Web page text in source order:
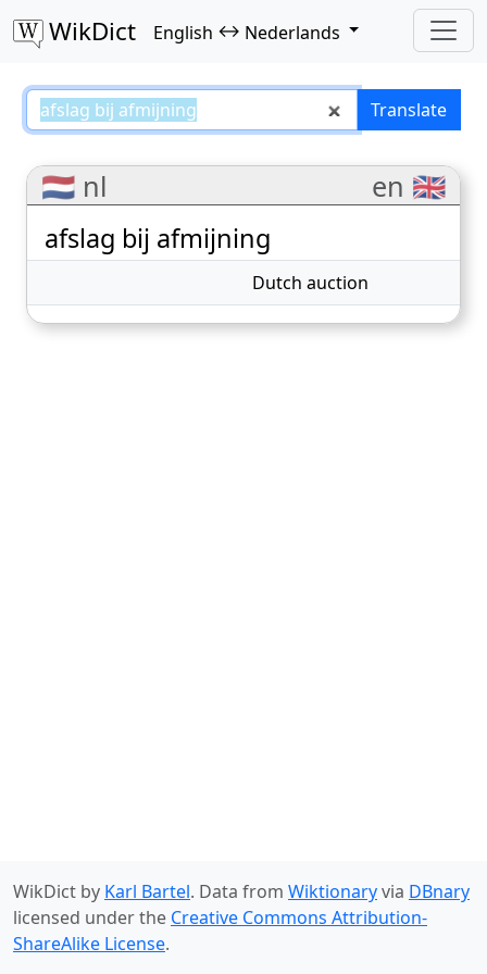
WikDict English ↔ Nederlands
afslag bij afmijning – Translate
🇳🇱 nl en 🇬🇧
afslag bij afmijning
Dutch auction
WikDict by Karl Bartel. Data from Wiktionaryvia DBnary
licensed under the Creative Commons Attribution-
ShareAlike License.